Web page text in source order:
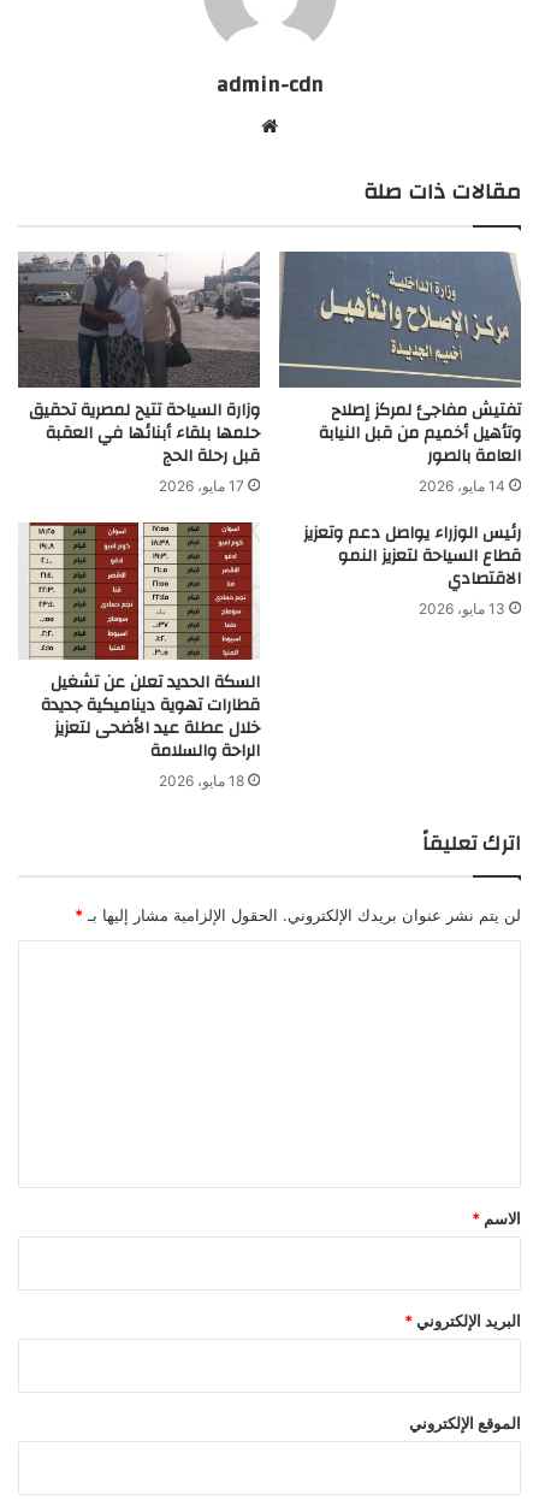
admin-cdn
مقالات ذات صلة
تفتيش مفاجئ لمركز إصلاح
وتأهيل أخميم من قبل النيابة
العامة بالصور
14 مايو، 2026
وزارة السياحة تتيح لمصرية تحقيق
حلمها بلقاء أبنائها في العقبة
قبل رحلة الحج
17 مايو، 2026
رئيس الوزراء يواصل دعم وتعزيز
قطاع السياحة لتعزيز النمو
الاقتصادي
13 مايو، 2026
السكة الحديد تعلن عن تشغيل
قطارات تهوية ديناميكية جديدة
خلال عطلة عيد الأضحى لتعزيز
الراحة والسلامة
18 مايو، 2026
اترك تعليقاً
لن يتم نشر عنوان بريدك الإلكتروني. الحقول الإلزامية مشار إليها بـ *
*
الاسم *
البريد الإلكتروني *
الموقع الإلكتروني